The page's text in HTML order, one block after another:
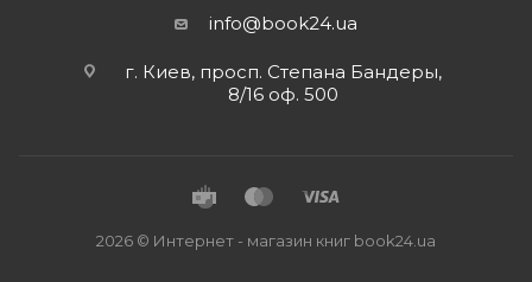
info@book24.ua
г. Киев, просп. Степана Бандеры,
8/16 оф. 500
2026 © Интернет - магазин книг book24.ua